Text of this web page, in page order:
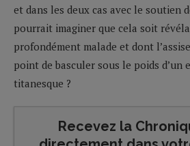
et dans les deux cas avec le soutien
pourrait imaginer que cela soit
profondément malade et dont
point de basculer sous le poids d’un
titanesque ?
Recevez la